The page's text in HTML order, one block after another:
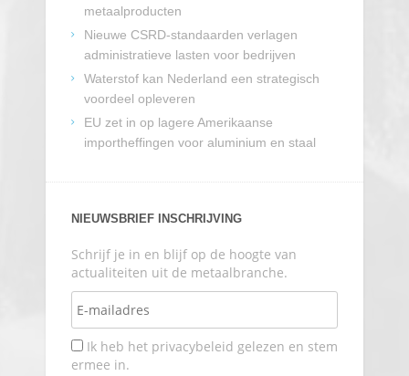
metaalproducten
Nieuwe CSRD-standaarden verlagen
administratieve lasten voor bedrijven
Waterstof kan Nederland een strategisch
voordeel opleveren
EU zet in op lagere Amerikaanse
importheffingen voor aluminium en staal
NIEUWSBRIEF INSCHRIJVING
Schrijf je in en blijf op de hoogte van
actualiteiten uit de metaalbranche.
Ik heb het privacybeleid gelezen en stem
ermee in.